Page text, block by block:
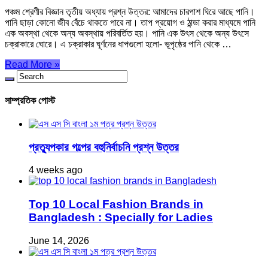
পঞ্চম শ্রেণীর বিজ্ঞান তৃতীয় অধ্যায় প্রশ্ন উত্তর: আমাদের চারপাশ ঘিরে আছে পানি।
পানি ছাড়া কোনো জীব বেঁচে থাকতে পারে না। তাপ প্রয়োগ ও ঠান্ডা করার মাধ্যমে পানি
এক অবস্থা থেকে অন্য অবস্থায় পরিবর্তিত হয়। পানি এক উৎস থেকে অন্য উৎসে
চক্রাকারে ঘোরে। এ চক্রাকার ঘূর্ণনের ধাপগুলো হলো- ভূপৃষ্ঠের পানি থেকে …
Read More »
সাম্প্রতিক পোস্ট
প্রত্যুপকার গল্পের বহুনির্বাচনি প্রশ্ন উত্তর
4 weeks ago
Top 10 Local Fashion Brands in
Bangladesh : Specially for Ladies
June 14, 2026